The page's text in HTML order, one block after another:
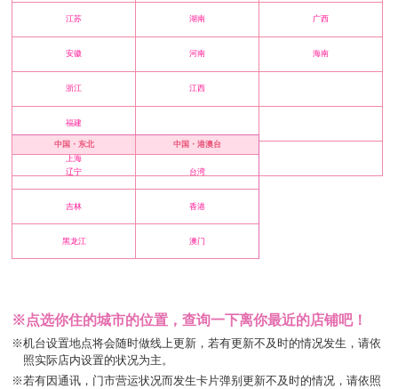
江苏
安徽
浙江
福建
上海
湖南
河南
江西
广西
海南
中国・东北
辽宁
吉林
黑龙江
中国・港澳台
台湾
香港
澳门
※点选你住的城市的位置，查询一下离你最近的店铺吧！
※机台设置地点将会随时做线上更新，若有更新不及时的情况发生，请依
照实际店内设置的状况为主。
※若有因通讯，门市营运状况而发生卡片弹别更新不及时的情况，请依照